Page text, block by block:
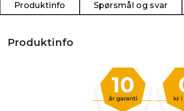
Produktinfo Spørsmål og svar
Produktinfo